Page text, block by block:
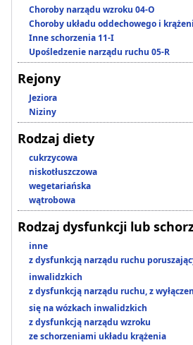
Choroby narządu wzroku 04-O
Choroby układu oddechowego i
Inne schorzenia 11-I
Upośledzenie narządu ruchu 05-R
Rejony
Jeziora
Niziny
Rodzaj diety
cukrzycowa
niskotłuszczowa
wegetariańska
wątrobowa
Rodzaj dysfunkcji lub
inne
z dysfunkcją narządu ruchu
inwalidzkich
z dysfunkcją narządu ruchu, z
się na wózkach inwalidzkich
z dysfunkcją narządu wzroku
ze schorzeniami układu krążenia